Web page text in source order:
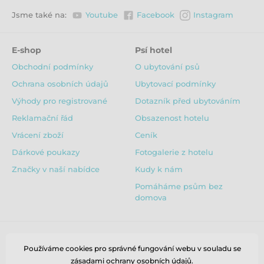
speciálním opaskům a využít tak vodítko třeba na
Vodítka a obojky
jsou vytvářena s
maximálním ohledem na kvalitu, dobré a pevné
zpracování a pohodlí pro majitele i psí mazlíčky. U této
série jsme vsadili na jednoduchost, protože v
Značka Aminela je vytvářena týmem lidí, kteří vlastní
jejich potřeby a respektují jejich nároky.
Jsme také na: Youtube Facebook Instagram
E-shop
Obchodní podmínky
Ochrana osobních údajů
Výhody pro registrované
Reklamační řád
Vrácení zboží
Dárkové poukazy
Značky v naší nabídce
Psí hotel
O ubytování psů
Ubytovací podmínky
Dotazník před ubytováním
Obsazenost hotelu
Ceník
Fotogalerie z hotelu
Kudy k nám
Pomáháme psům bez
domova
Používáme cookies pro správné fungování webu v souladu se
zásadami ochrany osobních údajů.